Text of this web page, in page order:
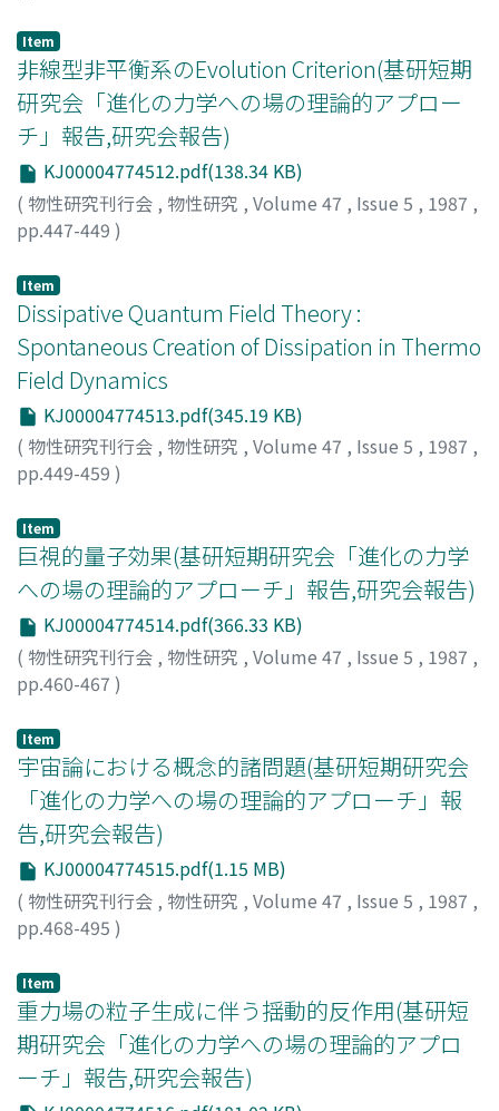
Item
非線型非平衡系のEvolution Criterion(基研短期
研究会「進化の力学への場の理論的アプロー
チ」報告,研究会報告)
KJ00004774512.pdf(138.34 KB)
( 物性研究刊行会 , 物性研究 , Volume 47 , Issue 5 , 1987 ,
pp.447-449 )
Item
Dissipative Quantum Field Theory :
Spontaneous Creation of Dissipation in Thermo
Field Dynamics
KJ00004774513.pdf(345.19 KB)
( 物性研究刊行会 , 物性研究 , Volume 47 , Issue 5 , 1987 ,
pp.449-459 )
Hiromi
Item
巨視的量子効果(基研短期研究会「進化の力学
への場の理論的アプローチ」報告,研究会報告)
KJ00004774514.pdf(366.33 KB)
( 物性研究刊行会 , 物性研究 , Volume 47 , Issue 5 , 1987 ,
pp.460-467 )
Item
宇宙論における概念的諸問題(基研短期研究会
「進化の力学への場の理論的アプローチ」報
告,研究会報告)
KJ00004774515.pdf(1.15 MB)
( 物性研究刊行会 , 物性研究 , Volume 47 , Issue 5 , 1987 ,
pp.468-495 )
Item
重力場の粒子生成に伴う揺動的反作用(基研短
期研究会「進化の力学への場の理論的アプロ
ーチ」報告,研究会報告)